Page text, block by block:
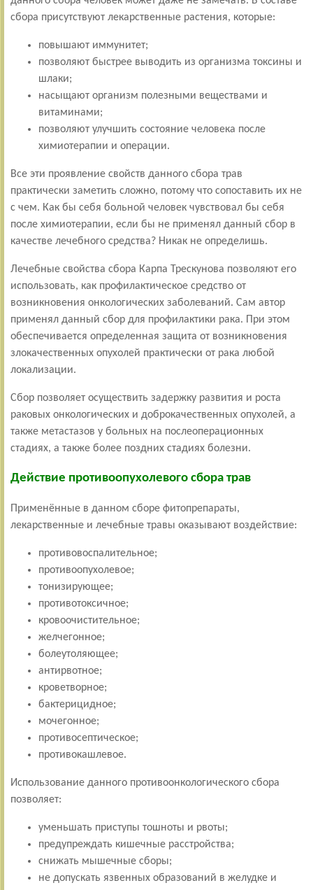
сбора присутствуют лекарственные растения, которые:
повышают иммунитет;
позволяют быстрее выводить из организма токсины и
шлаки;
насыщают организм полезными веществами и
витаминами;
позволяют улучшить состояние человека после
химиотерапии и операции.
Все эти проявление свойств данного сбора трав
практически заметить сложно, потому что сопоставить их не
с чем. Как бы себя больной человек чувствовал бы себя
после химиотерапии, если бы не применял данный сбор в
качестве лечебного средства? Никак не определишь.
Лечебные свойства сбора Карпа Трескунова позволяют его
использовать, как профилактическое средство от
возникновения онкологических заболеваний. Сам автор
применял данный сбор для профилактики рака. При этом
обеспечивается определенная защита от возникновения
злокачественных опухолей практически от рака любой
локализации.
Сбор позволяет осуществить задержку развития и роста
раковых онкологических и доброкачественных опухолей, а
также метастазов у больных на послеоперационных
стадиях, а также более поздних стадиях болезни.
Действие противоопухолевого сбора трав
Применённые в данном сборе фитопрепараты,
лекарственные и лечебные травы оказывают воздействие:
противовоспалительное;
противоопухолевое;
тонизирующее;
противотоксичное;
кровоочистительное;
желчегонное;
болеутоляющее;
антирвотное;
кроветворное;
бактерицидное;
мочегонное;
противосептическое;
противокашлевое.
Использование данного противоонкологического сбора
позволяет:
уменьшать приступы тошноты и рвоты;
предупреждать кишечные расстройства;
снижать мышечные сборы;
не допускать язвенных образований в желудке и